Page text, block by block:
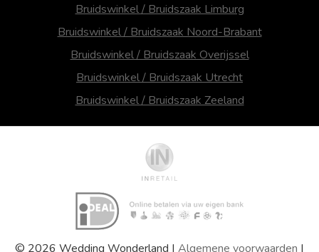
Bruidswinkel / Bruidszaak Limburg
Bruidswinkel / Bruidszaak Noord-Brabant
Bruidswinkel / Bruidszaak Overijssel
Bruidswinkel / Bruidszaak Utrecht
Bruidswinkel / Bruidszaak Zeeland
© 2026 Wedding Wonderland | Algemene voorwaarden |